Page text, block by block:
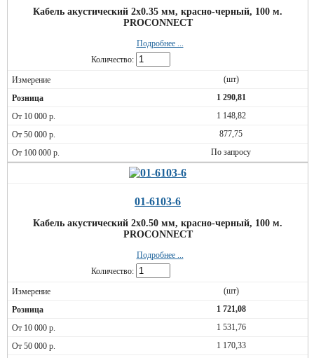
Кабель акустический 2х0.35 мм, красно-черный, 100 м.
PROCONNECT
Подробнее ...
Количество:
(шт)
1 290,81
1 148,82
877,75
По запросу
01-6103-6
Кабель акустический 2х0.50 мм, красно-черный, 100 м.
PROCONNECT
Подробнее ...
Количество:
(шт)
1 721,08
1 531,76
1 170,33